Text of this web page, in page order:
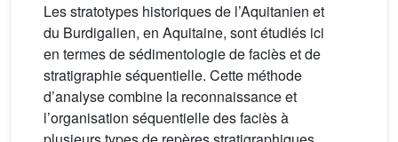
Les stratotypes historiques de l’Aquitanien et
du Burdigalien, en Aquitaine, sont étudiés ici
en termes de sédimentologie de faciès et de
stratigraphie séquentielle. Cette méthode
d’analyse combine la reconnaissance et
l’organisation séquentielle des faciès à